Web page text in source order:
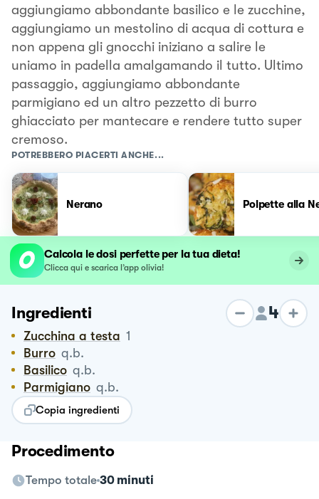
aggiungiamo abbondante basilico e le zucchine,
aggiungiamo un mestolino di acqua di cottura e
non appena gli gnocchi iniziano a salire le
uniamo in padella amalgamando il tutto. Ultimo
passaggio, aggiungiamo abbondante
parmigiano ed un altro pezzetto di burro
ghiacciato per mantecare e rendere tutto super
cremoso.
POTREBBERO PIACERTI ANCHE...
Nerano Polpette alla
Calcola le dosi perfette per la tua dieta!
Clicca qui e scarica l’app olivia!
Ingredienti 4
Zucchina a testa 1
Burro q.b.
Basilico q.b.
Parmigiano q.b.
Copia ingredienti
Procedimento
Tempo totale 30 minuti